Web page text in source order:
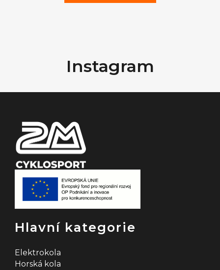
t
Instagram
Hlavní kategorie
Elektrokola
Horská kola